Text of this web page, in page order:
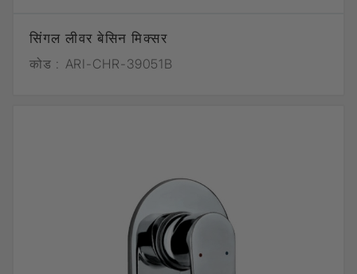
सिंगल लीवर बेसिन मिक्सर
कोड : ARI-CHR-39051B